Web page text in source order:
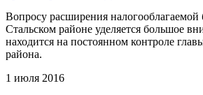
Вопросу расширения
Стальском районе уделяется большое
находится на постоянном контроле
района.
1 июля 2016